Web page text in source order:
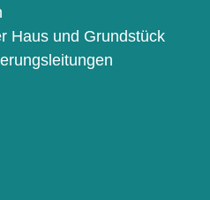
Haus und Grundstück